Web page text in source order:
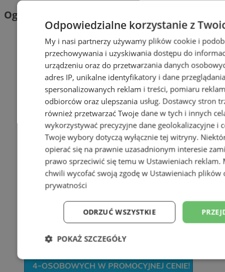
Ogłoszenia
Odpowiedzialne korzystanie z
My i nasi partnerzy używamy plików cookie i
przechowywania i uzyskiwania dostępu do
urządzeniu oraz do przetwarzania danych
adres IP, unikalne identyfikatory i dane
spersonalizowanych reklam i treści, pomiaru
odbiorców oraz ulepszania usług. Dostawcy stron
również przetwarzać Twoje dane w tych i innych
wykorzystywać precyzyjne dane geolokalizacyjne i
Twoje wybory dotyczą wyłącznie tej witryny.
opierać się na prawnie uzasadnionym interesie
prawo sprzeciwić się temu w Ustawieniach reklam.
chwili wycofać swoją zgodę w Ustawieniach plików
prywatności
ODRZUĆ WSZYSTKIE
POKAŻ SZCZEGÓŁY
Niezbędne Wydajność